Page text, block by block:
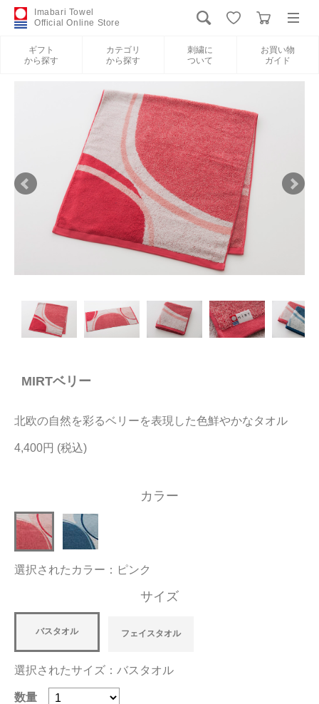
Imabari Towel
Official Online Store
ギフト
から探す
カテゴリ
から探す
刺繍に
ついて
お買い物
ガイド
新規会員登録
カテゴリから探す
刺繍について
当サイトについて
大量購入・法人向けの購入の方は
お問い合わせ
MIRTベリー
北欧の自然を彩るベリーを表現した色鮮やかなタオル
4,400円
カラー
選択されたカラー：ピンク
サイズ
バスタオル フェイスタオル
選択されたサイズ：バスタオル
数量